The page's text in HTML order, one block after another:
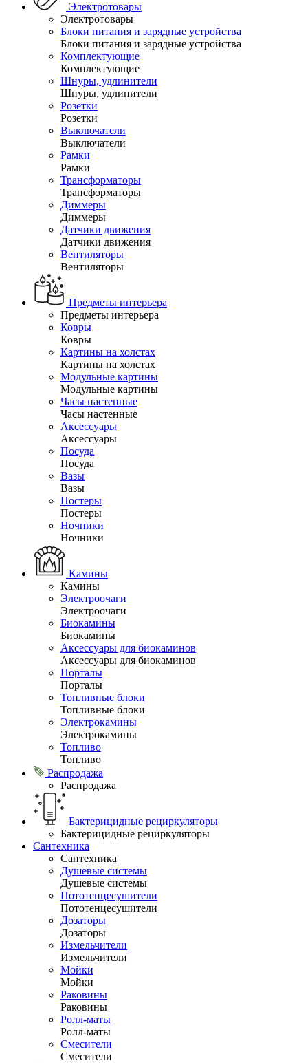
Электротовары
Электротовары
Блоки питания и зарядные устройства
Блоки питания и зарядные устройства
Комплектующие
Комплектующие
Шнуры, удлинители
Шнуры, удлинители
Розетки
Розетки
Выключатели
Выключатели
Рамки
Рамки
Трансформаторы
Трансформаторы
Диммеры
Диммеры
Датчики движения
Датчики движения
Вентиляторы
Вентиляторы
Предметы интерьера
Предметы интерьера
Ковры
Ковры
Картины на холстах
Картины на холстах
Модульные картины
Модульные картины
Часы настенные
Часы настенные
Аксессуары
Аксессуары
Посуда
Посуда
Вазы
Вазы
Постеры
Постеры
Ночники
Ночники
Камины
Камины
Электроочаги
Электроочаги
Биокамины
Биокамины
Аксессуары для биокаминов
Аксессуары для биокаминов
Порталы
Порталы
Топливные блоки
Топливные блоки
Электрокамины
Электрокамины
Топливо
Топливо
Распродажа
Распродажа
Бактерицидные рециркуляторы
Бактерицидные рециркуляторы
Сантехника
Сантехника
Душевые системы
Душевые системы
Пототенцесушители
Пототенцесушители
Дозаторы
Дозаторы
Измельчители
Измельчители
Мойки
Мойки
Раковины
Раковины
Ролл-маты
Ролл-маты
Смесители
Смесители